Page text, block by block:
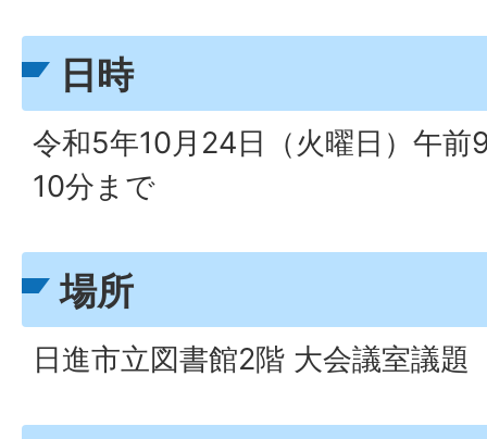
日時
令和5年10月24日（火曜日）午前
10分まで
場所
日進市立図書館2階 大会議室議題